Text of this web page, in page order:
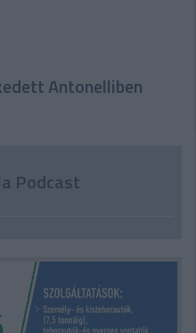
Antonelliben
Podcast